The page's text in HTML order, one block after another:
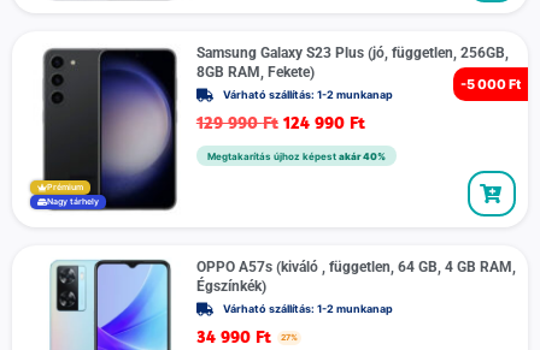
-5 000 Ft
Prémium
Nagy tárhely
Samsung Galaxy S23 Plus (jó, független, 256GB,
8GB RAM, Fekete)
Várható szállítás: 1-2 munkanap
129 990Ft 124 990 Ft
Megtakarítás újhoz képest akár 40%
OPPO A57s (kiváló , független, 64 GB, 4 GB RAM,
Égszínkék)
Várható szállítás: 1-2 munkanap
34 990 Ft 27%